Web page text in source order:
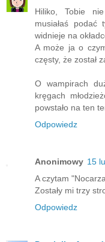
Hiliko, Tobie
musiałaś podać
widnieje na
A może ja o
częsty, że został
O wampirach
kręgach
powstało na ten
Odpowiedz
Anonimowy 15
A czytam
Zostały mi trzy
Odpowiedz